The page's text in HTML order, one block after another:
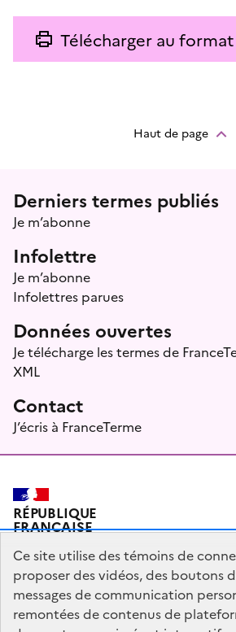
Télécharger au format
Haut de page
Menu prefooter
Derniers termes publiés
Je m’abonne
Infolettre
Je m’abonne
Infolettres parues
Données ouvertes
Je télécharge les termes de
XML
Contact
J’écris à FranceTerme
RÉPUBLIQUE
FRANÇAISE
Plan du site Mentions légales Qui
Ce site utilise des témoins de
proposer des vidéos, des boutons
messages de communication
remontées de contenus de